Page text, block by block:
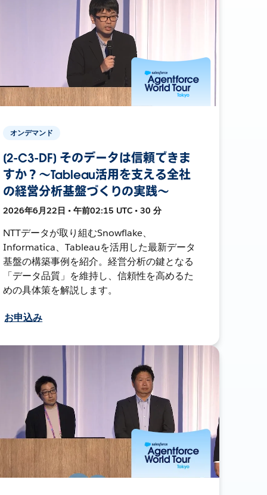
オンデマンド
[2-C3-DF] そのデータは信頼できま
すか？〜Tableau活用を支える全社
の経営分析基盤づくりの実践〜
2026年6月22日 • 午前02:15 UTC • 30 分
NTTデータが取り組むSnowflake、
Informatica、Tableauを活用した最新データ
基盤の構築事例を紹介。経営分析の鍵となる
「データ品質」を維持し、信頼性を高めるた
めの具体策を解説します。
お申込み